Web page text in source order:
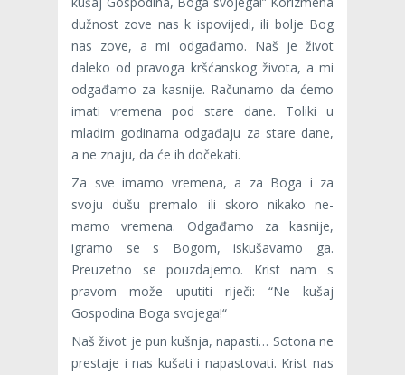
dužnost zove nas k ispovijedi, ili bolje Bog
nas zove, a mi odgađamo. Naš je život
daleko od pravoga kršćanskog života, a mi
odgađamo za kasni­je. Računamo da ćemo
imati vremena pod stare dane. Toliki u
mladim godinama odgađaju za stare dane,
a ne znaju, da će ih dočekati.
Za sve imamo vremena, a za Boga i za
svoju dušu premalo ili skoro nikako ne­
mamo vremena. Odgađamo za kasnije,
igramo se s Bogom, iskušavamo ga.
Preuzetno se pouzdajemo. Krist nam s
pravom može uputiti riječi: “Ne kušaj
Gospodina Boga svojega!“
Naš život je pun kušnja, napasti… Sotona ne
prestaje i nas kušati i napastovati. Krist nas